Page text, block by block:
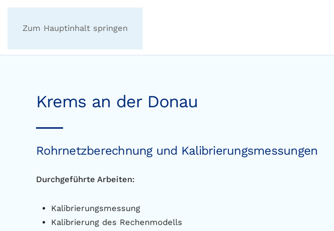
Zum Hauptinhalt springen
Krems an der Donau
Rohrnetzberechnung und Kalibrierungsmessungen
Durchgeführte Arbeiten:
Kalibrierungsmessung
Kalibrierung des Rechenmodells